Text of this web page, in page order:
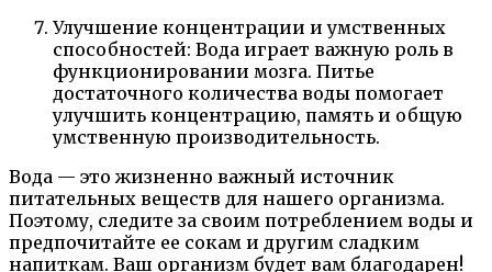
Улучшение концентрации и умственных
способностей: Вода играет важную роль в
функционировании мозга. Питье
достаточного количества воды помогает
улучшить концентрацию, память и общую
умственную производительность.
Вода — это жизненно важный источник
питательных веществ для нашего организма.
Поэтому, следите за своим потреблением воды и
предпочитайте ее сокам и другим сладким
напиткам. Ваш организм будет вам благодарен!